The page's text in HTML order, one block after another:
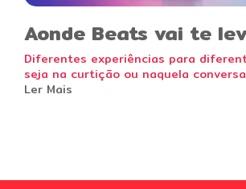
Aonde Beats vai te
Diferentes experiências para
seja na curtição ou naquela
Ler Mais